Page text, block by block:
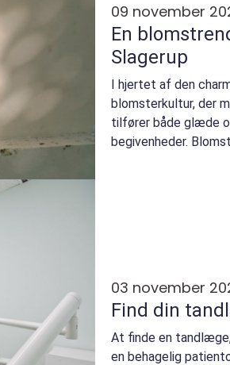
09 november
En
Slagerup
I hjertet af den
blomsterkultur, der
tilfører både glæde
begivenheder.
03 november
Find din
At finde en
en behagelig